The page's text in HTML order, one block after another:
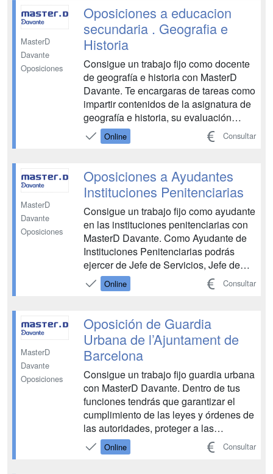
local. Tendrás a tu disposición todos los
med...
MasterD
Davante
Oposiciones
Oposiciones a educacion
secundaria . Geografia e
Historia
Consigue un trabajo fijo como docente
de geografía e historia con MasterD
Davante. Te encargaras de tareas como
impartir contenidos de la asignatura de
geografía e historia, su evaluación
formativa o impulsar el trabajo en
equipo. Tendrás a tu disposición todos
oposiciones de geografía e historia:
Tutores ...
Online Consultar
MasterD
Davante
Oposiciones
Oposiciones a Ayudantes
Instituciones Penitenciarias
Consigue un trabajo fijo como ayudante
en las instituciones penitenciarias con
MasterD Davante. Como Ayudante de
Instituciones Penitenciarias podrás
ejercer de Jefe de Servicios, Jefe de
Gabinete del Director, Educador,
Coordinador de Servicios de Interior,
como desempeñar funciones en
Oficinas, Vigilancia ...
Online Consultar
MasterD
Davante
Oposiciones
Oposición de Guardia
Urbana de l’Ajuntament de
Barcelona
Consigue un trabajo fijo guardia urbana
con MasterD Davante. Dentro de tus
funciones tendrás que garantizar el
cumplimiento de las leyes y órdenes de
las autoridades, proteger a las
personas y bienes en situación de
peligro, y vigilar edificios e
Online Consultar